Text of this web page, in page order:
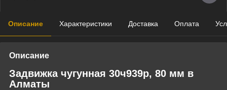
Описание Характеристики Доставка Оплата
Описание
Задвижка чугунная 30ч939р, 80 мм в
Алматы